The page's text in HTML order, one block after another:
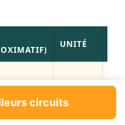
circuits
UNITÉ
Par
personne